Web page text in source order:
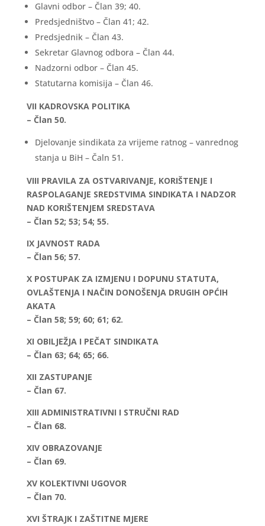
Glavni odbor – Član 39; 40.
Predsjedništvo – Član 41; 42.
Predsjednik – Član 43.
Sekretar Glavnog odbora – Član 44.
Nadzorni odbor – Član 45.
Statutarna komisija – Član 46.
VII KADROVSKA POLITIKA
– Član 50.
Djelovanje sindikata za vrijeme ratnog – vanrednog
stanja u BiH – Čaln 51.
VIII PRAVILA ZA OSTVARIVANJE, KORIŠTENJE I
RASPOLAGANJE SREDSTVIMA SINDIKATA I NADZOR
NAD KORIŠTENJEM SREDSTAVA
– Član 52; 53; 54; 55.
IX JAVNOST RADA
– Član 56; 57.
X POSTUPAK ZA IZMJENU I DOPUNU STATUTA,
OVLAŠTENJA I NAČIN DONOŠENJA DRUGIH OPĆIH
AKATA
– Član 58; 59; 60; 61; 62.
XI OBILJEŽJA I PEČAT SINDIKATA
– Član 63; 64; 65; 66.
XII ZASTUPANJE
– Član 67.
XIII ADMINISTRATIVNI I STRUČNI RAD
– Član 68.
XIV OBRAZOVANJE
– Član 69.
XV KOLEKTIVNI UGOVOR
– Član 70.
XVI ŠTRAJK I ZAŠTITNE MJERE